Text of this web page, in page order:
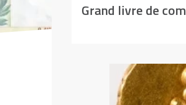
Grand livre de